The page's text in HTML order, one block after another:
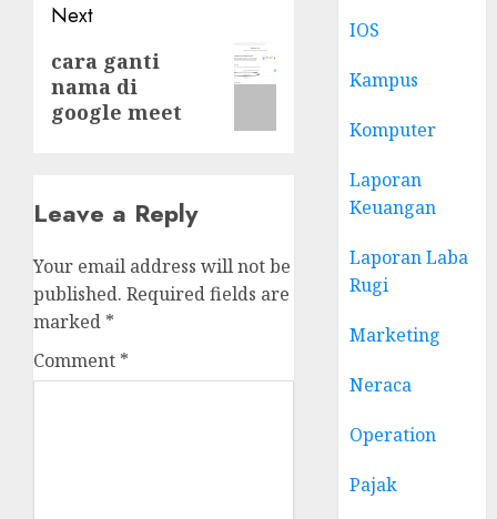
Next
Next
post:
cara ganti
nama di
google meet
Leave a Reply
Your email address will not be
published. Required fields are
marked *
Comment *
IOS
Kampus
Komputer
Laporan
Keuangan
Laporan Laba
Rugi
Marketing
Neraca
Operation
Pajak